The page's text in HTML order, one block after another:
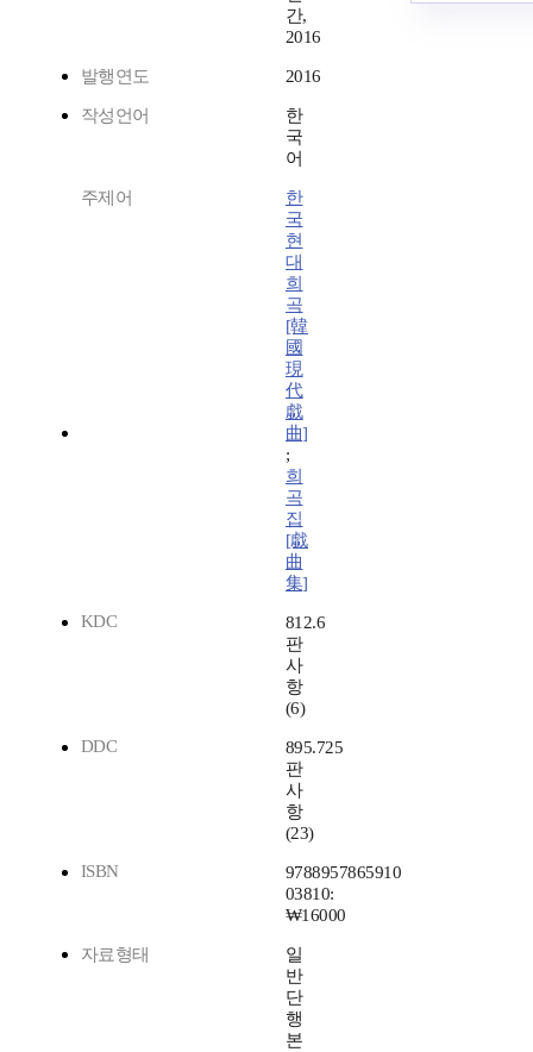
간,
2016
발행연도 2016
작성언어
한
국
어
주제어
한
국
현
대
희
곡
[韓
國
現
代
戱
曲]
;
희
곡
집
[戱
曲
集]
KDC
812.6
판
사
항
(6)
DDC
895.725
판
사
항
(23)
ISBN
9788957865910
03810:
₩16000
자료형태
일
반
단
행
본